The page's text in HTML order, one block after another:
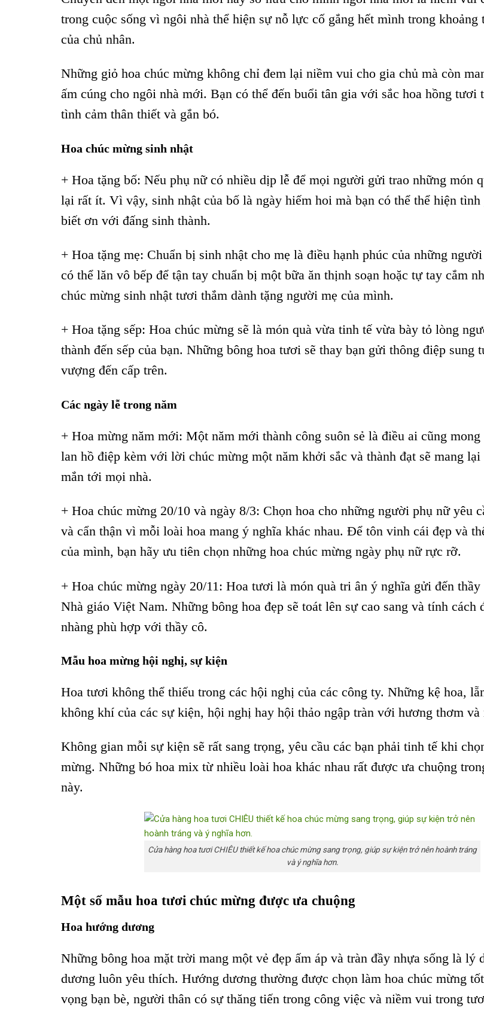
trong cuộc sống vì ngôi nhà thể hiện sự nỗ lực cố gắng hết mình trong khoảng
của chủ nhân.
Những giỏ hoa chúc mừng không chỉ đem lại niềm vui cho gia chủ mà còn
ấm cúng cho ngôi nhà mới. Bạn có thể đến buổi tân gia với sắc hoa hồng tươi
tình cảm thân thiết và gắn bó.
Hoa chúc mừng sinh nhật
+ Hoa tặng bố: Nếu phụ nữ có nhiều dịp lễ để mọi người gửi trao những món
lại rất ít. Vì vậy, sinh nhật của bố là ngày hiếm hoi mà bạn có thể thể hiện tình
biết ơn với đấng sinh thành.
+ Hoa tặng mẹ: Chuẩn bị sinh nhật cho mẹ là điều hạnh phúc của những
có thể lăn vô bếp để tận tay chuẩn bị một bữa ăn thịnh soạn hoặc tự tay cắm
chúc mừng sinh nhật tươi thắm dành tặng người mẹ của mình.
+ Hoa tặng sếp: Hoa chúc mừng sẽ là món quà vừa tinh tế vừa bày tỏ lòng
thành đến sếp của bạn. Những bông hoa tươi sẽ thay bạn gửi thông điệp sung
vượng đến cấp trên.
Các ngày lễ trong năm
+ Hoa mừng năm mới: Một năm mới thành công suôn sẻ là điều ai cũng
lan hồ điệp kèm với lời chúc mừng một năm khởi sắc và thành đạt sẽ mang lại
mắn tới mọi nhà.
+ Hoa chúc mừng 20/10 và ngày 8/3: Chọn hoa cho những người phụ nữ yêu
và cẩn thận vì mỗi loài hoa mang ý nghĩa khác nhau. Để tôn vinh cái đẹp và
của mình, bạn hãy ưu tiên chọn những hoa chúc mừng ngày phụ nữ rực rỡ.
+ Hoa chúc mừng ngày 20/11: Hoa tươi là món quà tri ân ý nghĩa gửi đến thầy
Nhà giáo Việt Nam. Những bông hoa đẹp sẽ toát lên sự cao sang và tính cách
nhàng phù hợp với thầy cô.
Mẫu hoa mừng hội nghị, sự kiện
Hoa tươi không thể thiếu trong các hội nghị của các công ty. Những kệ hoa,
không khí của các sự kiện, hội nghị hay hội thảo ngập tràn với hương thơm và
Không gian mỗi sự kiện sẽ rất sang trọng, yêu cầu các bạn phải tinh tế khi
mừng. Những bó hoa mix từ nhiều loài hoa khác nhau rất được ưa chuộng
này.
Cửa hàng hoa tươi CHIÊU thiết kế hoa chúc mừng sang trọng, giúp sự kiện trở nên hoành tráng
và ý nghĩa hơn.
Một số mẫu hoa tươi chúc mừng được ưa chuộng
Hoa hướng dương
Những bông hoa mặt trời mang một vẻ đẹp ấm áp và tràn đầy nhựa sống là lý
dương luôn yêu thích. Hướng dương thường được chọn làm hoa chúc mừng
vọng bạn bè, người thân có sự thăng tiến trong công việc và niềm vui trong